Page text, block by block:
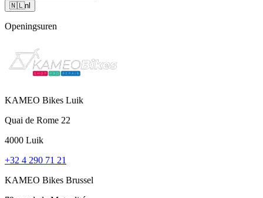
🇳🇱nl
Openingsuren
KAMEO Bikes Luik
Quai de Rome 22
4000 Luik
+32 4 290 71 21
KAMEO Bikes Brussel